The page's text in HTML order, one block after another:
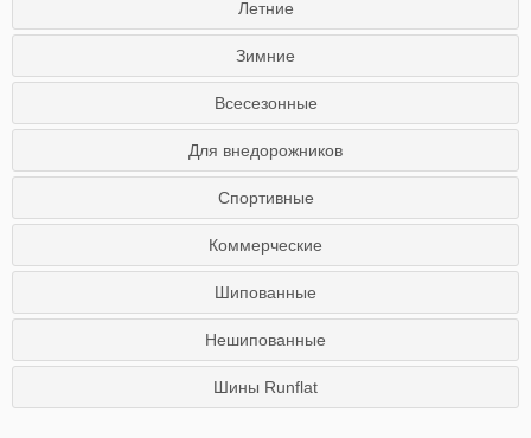
Летние
Зимние
Всесезонные
Для внедорожников
Спортивные
Коммерческие
Шипованные
Нешипованные
Шины Runflat